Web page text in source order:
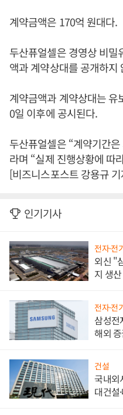
계약금액은 170억 원대다.
두산퓨얼셀은 경영상 비
액과 계약상대를 공개하지
계약금액과 계약상대는
0일 이후에 공시된다.
두산퓨얼셀은 “계약기간
라며 “실제 진행상황에 따
[비즈니스포스트 강용규
인기기사
전자·전
외신 "
지 생
전자·전
삼성전
해외
건설
국내외
대건설